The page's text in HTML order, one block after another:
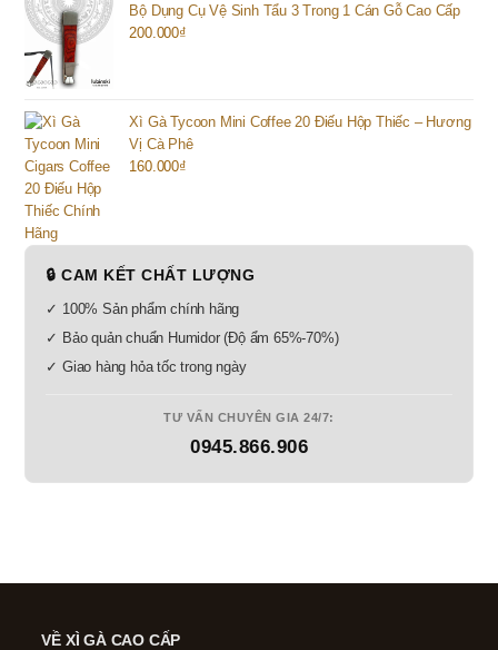
Bộ Dụng Cụ Vệ Sinh Tẩu 3 Trong 1 Cán Gỗ Cao Cấp
200.000₫
Xì Gà Tycoon Mini Coffee 20 Điếu Hộp Thiếc – Hương
Vị Cà Phê
160.000₫
🔒 CAM KẾT CHẤT LƯỢNG
✓ 100% Sản phẩm chính hãng
✓ Bảo quản chuẩn Humidor (Độ ẩm 65%-70%)
✓ Giao hàng hỏa tốc trong ngày
TƯ VẤN CHUYÊN GIA 24/7:
0945.866.906
VỀ XÌ GÀ CAO CẤP